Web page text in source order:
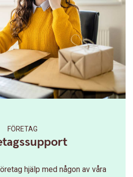
FÖRETAG
hjälp med någon av våra